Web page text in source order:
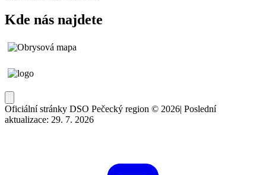
Kde nás najdete
Oficiální stránky DSO Pečecký region © 2026| Poslední
aktualizace: 29. 7. 2026